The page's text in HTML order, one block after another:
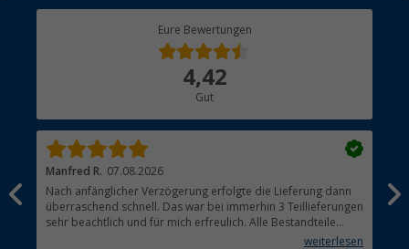
Eure Bewertungen
4,42
Gut
Manfred R. 07.08.2026
Nach anfänglicher Verzögerung erfolgte die Lieferung dann
überraschend schnell. Das war bei immerhin 3 Teillieferungen
sehr beachtlich und für mich erfreulich. Alle Bestandteile
waren gut verpackt und in Ordnung. Das Gerät (Gasgrill)weiterlesen